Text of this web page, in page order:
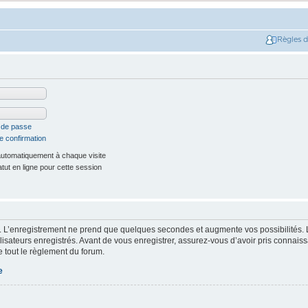
Règles
de passe
confirmation
à chaque visite
en ligne pour cette session
ne prend que quelques secondes et augmente vos possibilités.
enregistrés. Avant de vous enregistrer, assurez-vous d’avoir pris
le règlement du forum.